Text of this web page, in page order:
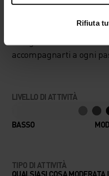
Rifiuta
IN PERFETTA
accompagnarti a ogni
LIVELLO DI ATTIVITÀ
BASSO
TIPO DI ATTIVITÀ
QUALSIASI COSA MODERATA